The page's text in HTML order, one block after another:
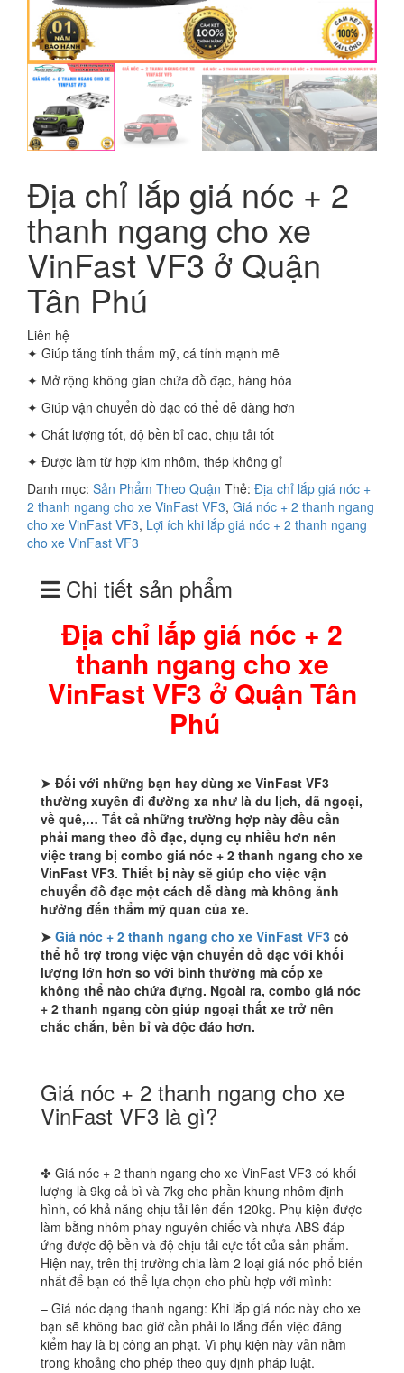
Địa chỉ lắp giá nóc + 2
thanh ngang cho xe
VinFast VF3 ở Quận
Tân Phú
Liên hệ
✦ Giúp tăng tính thẩm mỹ, cá tính mạnh mẽ
✦ Mở rộng không gian chứa đồ đạc, hàng hóa
✦ Giúp vận chuyển đồ đạc có thể dễ dàng hơn
✦ Chất lượng tốt, độ bền bỉ cao, chịu tải tốt
✦ Được làm từ hợp kim nhôm, thép không gỉ
Danh mục: Sản Phẩm Theo Quận Thẻ: Địa chỉ lắp giá nóc +
2 thanh ngang cho xe VinFast VF3, Giá nóc + 2 thanh ngang
cho xe VinFast VF3, Lợi ích khi lắp giá nóc + 2 thanh ngang
cho xe VinFast VF3
Chi tiết sản phẩm
Địa chỉ lắp giá nóc + 2
thanh ngang cho xe
VinFast VF3 ở Quận Tân
Phú
➤ Đối với những bạn hay dùng xe VinFast VF3
thường xuyên đi đường xa như là du lịch, dã ngoại,
về quê,… Tất cả những trường hợp này đều cần
phải mang theo đồ đạc, dụng cụ nhiều hơn nên
việc trang bị combo giá nóc + 2 thanh ngang cho xe
VinFast VF3. Thiết bị này sẽ giúp cho việc vận
chuyển đồ đạc một cách dễ dàng mà không ảnh
hưởng đến thẩm mỹ quan của xe.
➤ Giá nóc + 2 thanh ngang cho xe VinFast VF3 có
thể hỗ trợ trong việc vận chuyển đồ đạc với khối
lượng lớn hơn so với bình thường mà cốp xe
không thể nào chứa đựng. Ngoài ra, combo giá nóc
+ 2 thanh ngang còn giúp ngoại thất xe trở nên
chắc chắn, bền bỉ và độc đáo hơn.
Giá nóc + 2 thanh ngang cho xe
VinFast VF3 là gì?
✤ Giá nóc + 2 thanh ngang cho xe VinFast VF3 có khối
lượng là 9kg cả bì và 7kg cho phần khung nhôm định
hình, có khả năng chịu tải lên đến 120kg. Phụ kiện được
làm bằng nhôm phay nguyên chiếc và nhựa ABS đáp
ứng được độ bền và độ chịu tải cực tốt của sản phẩm.
Hiện nay, trên thị trường chia làm 2 loại giá nóc phổ biến
nhất để bạn có thể lựa chọn cho phù hợp với mình:
– Giá nóc dạng thanh ngang: Khi lắp giá nóc này cho xe
bạn sẽ không bao giờ cần phải lo lắng đến việc đăng
kiểm hay là bị công an phạt. Vì phụ kiện này vẫn nằm
trong khoảng cho phép theo quy định pháp luật.